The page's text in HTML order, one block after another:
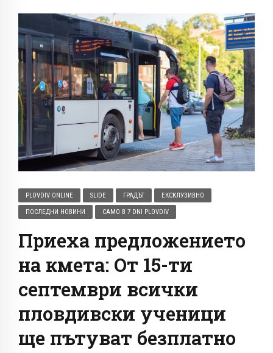
PLOVDIV ONLINE SLIDE ГРАДЪТ ЕКСКЛУЗИВНО
ПОСЛЕДНИ НОВИНИ САМО В 7 DNI PLOVDIV
Приеха предложението
на кмета: От 15-ти
септември всички
пловдивски ученици
ще пътуват безплатно